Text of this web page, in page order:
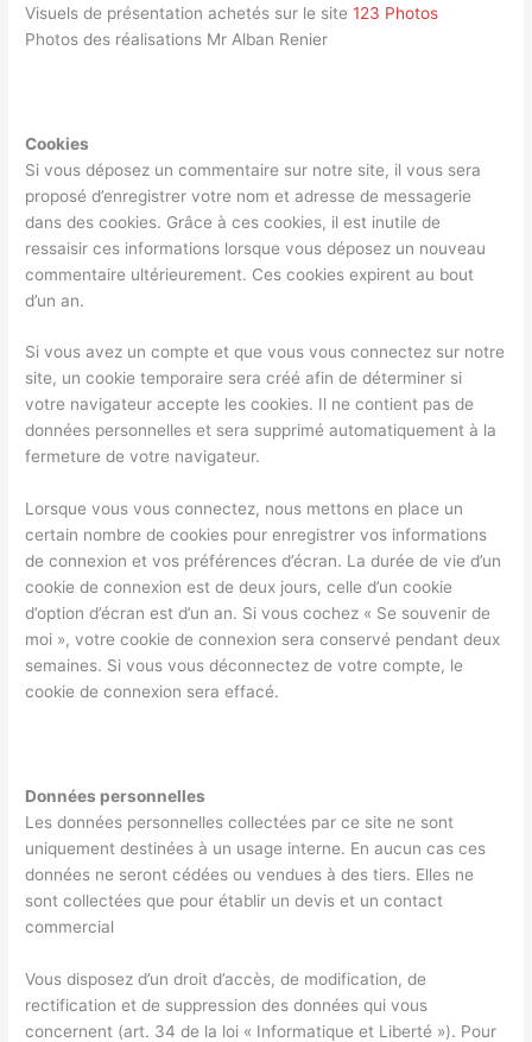
Visuels de présentation achetés sur le site123 Photos
Photos des réalisations Mr Alban Renier
Cookies
Si vous déposez un commentaire sur notre site, il vous sera
proposé d’enregistrer votre nom et adresse de messagerie
dans des cookies. Grâce à ces cookies, il est inutile de
ressaisir ces informations lorsque vous déposez un nouveau
commentaire ultérieurement. Ces cookies expirent au bout
d’un an.
Si vous avez un compte et que vous vous connectez sur notre
site, un cookie temporaire sera créé afin de déterminer si
votre navigateur accepte les cookies. Il ne contient pas de
données personnelles et sera supprimé automatiquement à la
fermeture de votre navigateur.
Lorsque vous vous connectez, nous mettons en place un
certain nombre de cookies pour enregistrer vos informations
de connexion et vos préférences d’écran. La durée de vie d’un
cookie de connexion est de deux jours, celle d’un cookie
d’option d’écran est d’un an. Si vous cochez « Se souvenir de
moi », votre cookie de connexion sera conservé pendant deux
semaines. Si vous vous déconnectez de votre compte, le
cookie de connexion sera effacé.
Données personnelles
Les données personnelles collectées par ce site ne sont
uniquement destinées à un usage interne. En aucun cas ces
données ne seront cédées ou vendues à des tiers. Elles ne
sont collectées que pour établir un devis et un contact
commercial
Vous disposez d’un droit d’accès, de modification, de
rectification et de suppression des données qui vous
concernent (art. 34 de la loi « Informatique et Liberté »). Pour